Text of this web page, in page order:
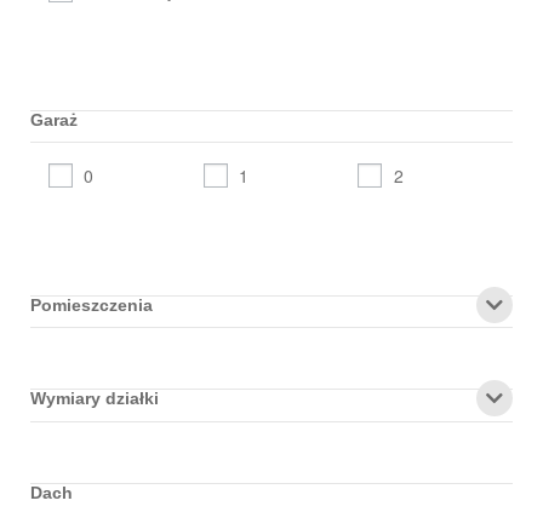
Garaż
0 1 2
Pomieszczenia
Wymiary działki
Dach